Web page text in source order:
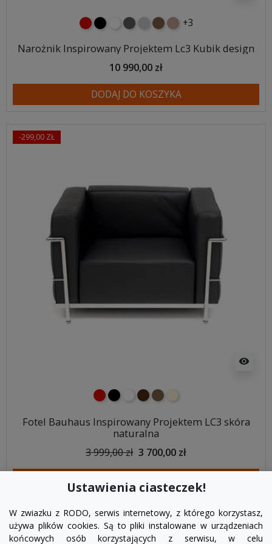
czerwony
czarnybiałyciemno szary
jasnoszary
brązowy
jasnobrązowy
+3
Narożnik Inspirowany Projektem Lc3 Kubik design
10 990,00 zł
DODAJ DO KOSZYKA
-299,00 ZŁ
visibility
czerwony
czarnybiałyciemno brązowy
brązowy
Fotel Bauhaus Inspirowany Projektem LC3 skóra
naturalna
3 999,00 zł 3 700,00 zł
Ustawienia ciasteczek!
W zwiazku z RODO, serwis internetowy, z którego korzystasz,
używa plików cookies. Są to pliki instalowane w urządzeniach
końcowych osób korzystających z serwisu, w celu